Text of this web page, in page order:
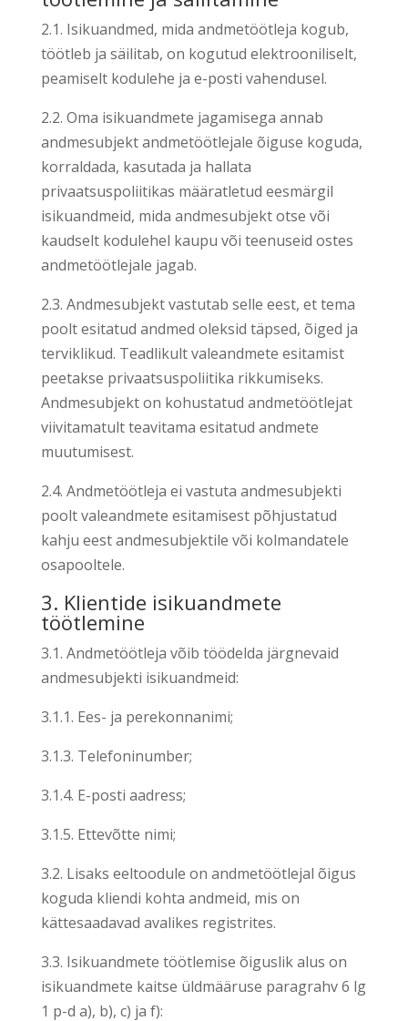
2.1. Isikuandmed, mida andmetöötleja kogub,
töötleb ja säilitab, on kogutud elektrooniliselt,
peamiselt kodulehe ja e-posti vahendusel.
2.2. Oma isikuandmete jagamisega annab
andmesubjekt andmetöötlejale õiguse koguda,
korraldada, kasutada ja hallata
privaatsuspoliitikas määratletud eesmärgil
isikuandmeid, mida andmesubjekt otse või
kaudselt kodulehel kaupu või teenuseid ostes
andmetöötlejale jagab.
2.3. Andmesubjekt vastutab selle eest, et tema
poolt esitatud andmed oleksid täpsed, õiged ja
terviklikud. Teadlikult valeandmete esitamist
peetakse privaatsuspoliitika rikkumiseks.
Andmesubjekt on kohustatud andmetöötlejat
viivitamatult teavitama esitatud andmete
muutumisest.
2.4. Andmetöötleja ei vastuta andmesubjekti
poolt valeandmete esitamisest põhjustatud
kahju eest andmesubjektile või kolmandatele
osapooltele.
3. Klientide isikuandmete
töötlemine
3.1. Andmetöötleja võib töödelda järgnevaid
andmesubjekti isikuandmeid:
3.1.1. Ees- ja perekonnanimi;
3.1.3. Telefoninumber;
3.1.4. E-posti aadress;
3.1.5. Ettevõtte nimi;
3.2. Lisaks eeltoodule on andmetöötlejal õigus
koguda kliendi kohta andmeid, mis on
kättesaadavad avalikes registrites.
3.3. Isikuandmete töötlemise õiguslik alus on
isikuandmete kaitse üldmääruse paragrahv 6 lg
1 p-d a), b), c) ja f):